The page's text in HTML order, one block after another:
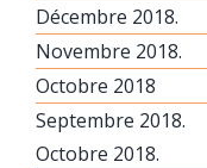
Décembre 2018.
Novembre 2018.
Octobre 2018
Septembre 2018.
Octobre 2018.